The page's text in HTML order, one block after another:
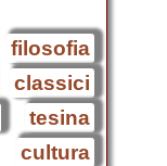
filosofia
classici
tesina
cultura